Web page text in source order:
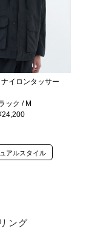
ナイロンタッサー
ック / M
アルスタイル
ング